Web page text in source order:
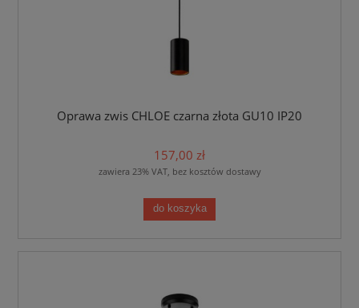
Oprawa zwis CHLOE czarna złota GU10 IP20
157,00 zł
zawiera 23% VAT, bez kosztów dostawy
do koszyka